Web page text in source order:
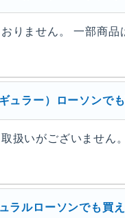
りません。 一部商品
ュラー）ローソンで
扱いがございません。
ラルローソンでも買